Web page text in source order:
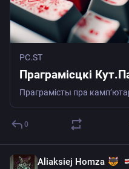
PC.ST
Праграмісцкі
Праграмісты пра
0
Aliaksiej Homza